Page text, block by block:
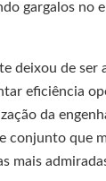
gargalos no
deixou de ser
eficiência
da
conjunto que
mais